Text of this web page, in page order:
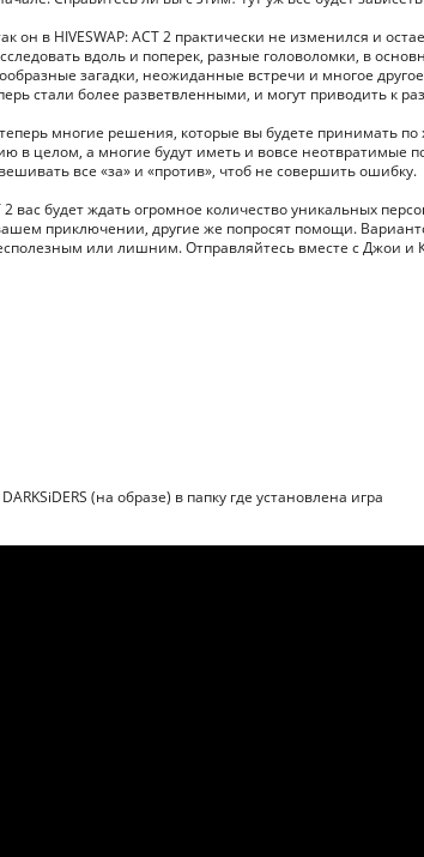
он в HIVESWAP: ACT 2 практически не изменился и
вдоль и поперек, разные головоломки, в
загадки, неожиданные встречи и многое
стали более разветвленными, и могут приводить к
многие решения, которые вы будете принимать по
в целом, а многие будут иметь и вовсе неотвратимые
все «за» и «против», чтоб не совершить ошибку.
2 вас будет ждать огромное количество уникальных
приключении, другие же попросят помощи.
или лишним. Отправляйтесь вместе с Джои
(на образе) в папку где установлена игра